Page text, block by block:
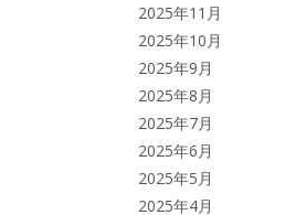
2025年11月
2025年10月
2025年9月
2025年8月
2025年7月
2025年6月
2025年5月
2025年4月